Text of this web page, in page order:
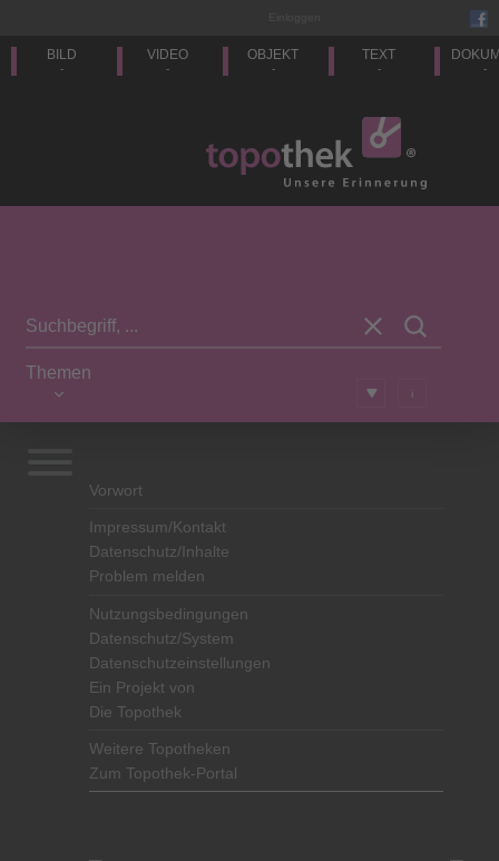
BILD
-
VIDEO
-
OBJEKT
-
TEXT
- -
Themen
i
Vorwort
Impressum/Kontakt
Datenschutz/Inhalte
Problem melden
Nutzungsbedingungen
Datenschutz/System
Datenschutzeinstellungen
Ein Projekt von
Die Topothek
Weitere Topotheken
Zum Topothek-Portal